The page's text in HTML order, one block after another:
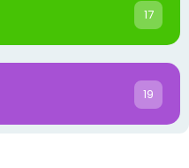
17
19